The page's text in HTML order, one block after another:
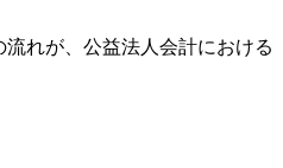
れが、公益法人会計における